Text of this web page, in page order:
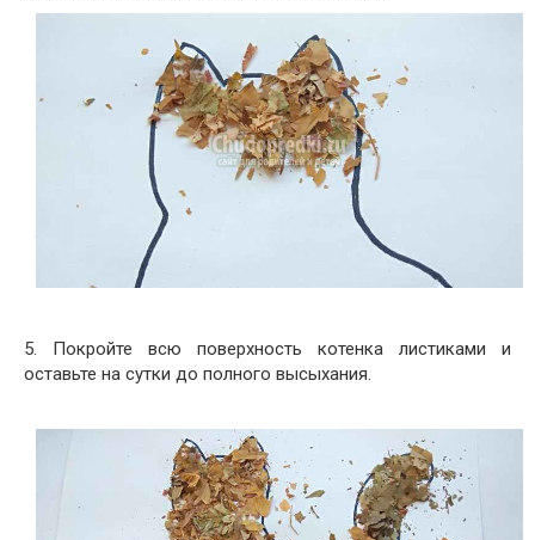
5. Покройте всю поверхность котенка листиками и
оставьте на сутки до полного высыхания.